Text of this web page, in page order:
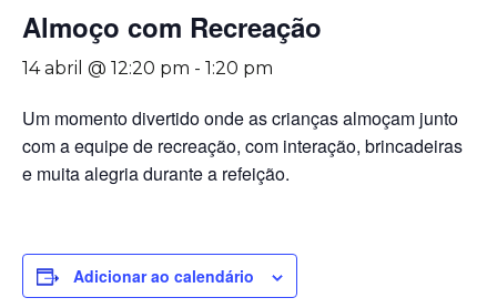
Almoço com Recreação
14 abril @ 12:20 pm - 1:20 pm
Um momento divertido onde as crianças almoçam junto
com a equipe de recreação, com interação, brincadeiras
e muita alegria durante a refeição.
Adicionar ao calendário